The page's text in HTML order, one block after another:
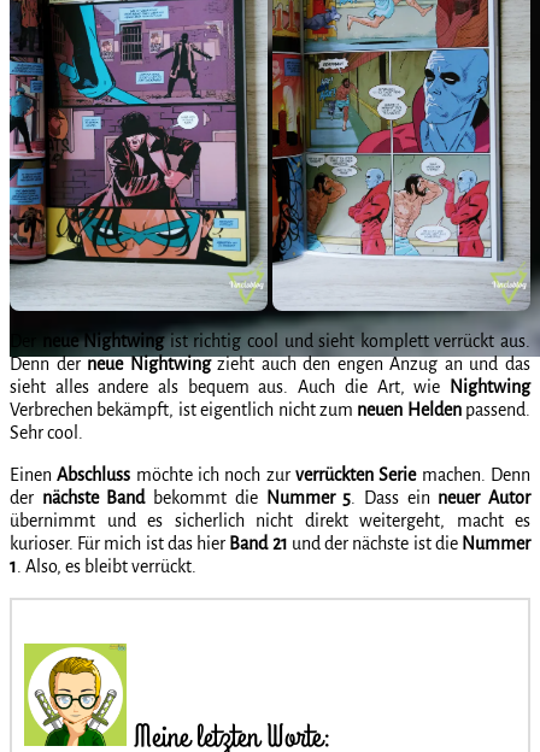
neue Nightwingist richtig cool und sieht komplett verrückt aus.
Denn der neue Nightwingzieht auch den engen Anzug an und das
sieht alles andere als bequem aus. Auch die Art, wie
Nightwing
Verbrechen bekämpft, ist eigentlich nicht zum neuen Heldenpassend.
Sehr cool.
EinenAbschluss möchte ich noch zurverrückten Seriemachen. Denn
der nächste Bandbekommt die Nummer 5 . Dass ein neuer Autor
übernimmt und es sicherlich nicht direkt weitergeht, macht es
kurioser. Für mich ist das hier Band 21 und der nächste ist die Nummer
1 . Also, es bleibt verrückt.
Meine letzten Worte: